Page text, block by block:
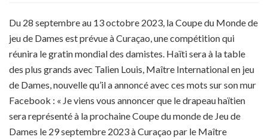
Du 28 septembre au 13 octobre 2023, la Coupe du Monde de
jeu de Dames est prévue à Curaçao, une compétition qui
réunira le gratin mondial des damistes. Haïti sera à la table
des plus grands avec Talien Louis, Maître International en jeu
de Dames, nouvelle qu’il a annoncé avec ces mots sur son mur
Facebook : « Je viens vous annoncer que le drapeau haïtien
sera représenté à la prochaine Coupe du monde de Jeu de
Dames le 29 septembre 2023 à Curaçao par le Maître